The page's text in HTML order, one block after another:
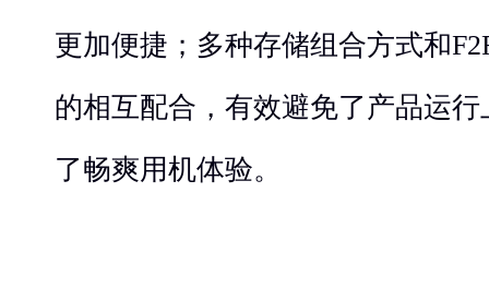
更加便捷；多种存储组合方式和
的相互配合，有效避免了产品运
了畅爽用机体验。